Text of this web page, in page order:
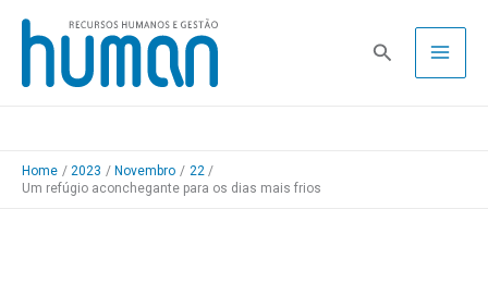
Skip
content
Pesquisa
Home 2023 Novembro
22
Um refúgio aconchegante para os dias mais frios